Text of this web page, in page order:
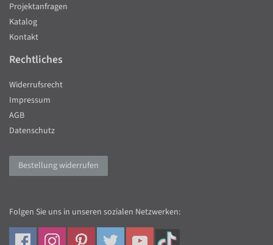
Projektanfragen
Katalog
Kontakt
Rechtliches
Widerrufsrecht
Impressum
AGB
Datenschutz
Bestellung widerrufen
Folgen Sie uns in unseren sozialen Netzwerken: